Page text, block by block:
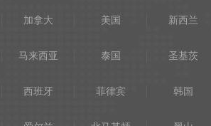
加拿大 美国 新西兰
马来西亚 泰国 圣基茨
西班牙 菲律宾 韩国